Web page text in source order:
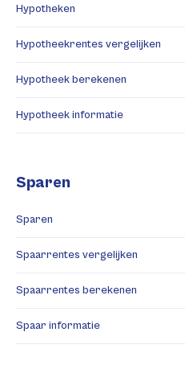
Hypotheken
Hypotheekrentes vergelijken
Hypotheek berekenen
Hypotheek informatie
Sparen
Sparen
Spaarrentes vergelijken
Spaarrentes berekenen
Spaar informatie